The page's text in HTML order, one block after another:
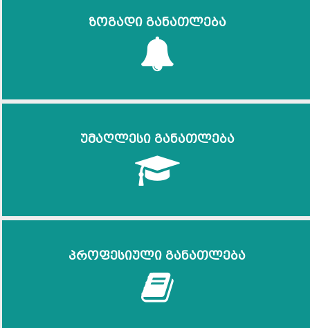
ზოგადი განათლება
უმაღლესი განათლება
პროფესიული განათლება